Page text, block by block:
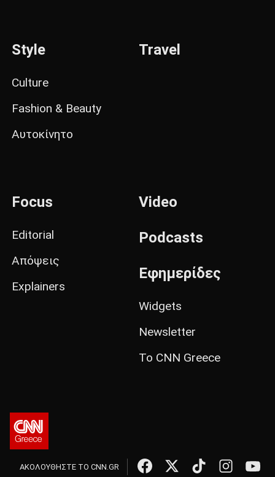
Style
Culture
Fashion & Beauty
Αυτοκίνητο
Travel
Focus
Editorial
Απόψεις
Explainers
Video
Podcasts
Εφημερίδες
Widgets
Newsletter
Το CNN Greece
ΑΚΟΛΟΥΘΗΣΤΕ ΤΟ CNN.GR